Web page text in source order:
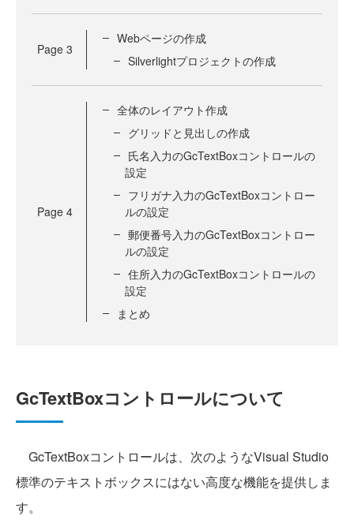
Page 3
Webページの作成
Silverlightプロジェクトの作成
Page 4
全体のレイアウト作成
グリッドと見出しの作成
氏名入力のGcTextBoxコントロールの
設定
フリガナ入力のGcTextBoxコントロー
ルの設定
郵便番号入力のGcTextBoxコントロー
ルの設定
住所入力のGcTextBoxコントロールの
設定
まとめ
GcTextBoxコントロールについて
GcTextBoxコントロールは、次のようなVisual Studio
標準のテキストボックスにはない高度な機能を提供しま
す。